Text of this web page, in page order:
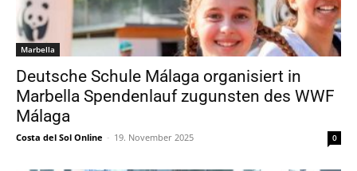
Marbella
Deutsche Schule Málaga organisiert in
Marbella Spendenlauf zugunsten des WWF
Málaga
Costa del Sol Online - 19. November 2025 0